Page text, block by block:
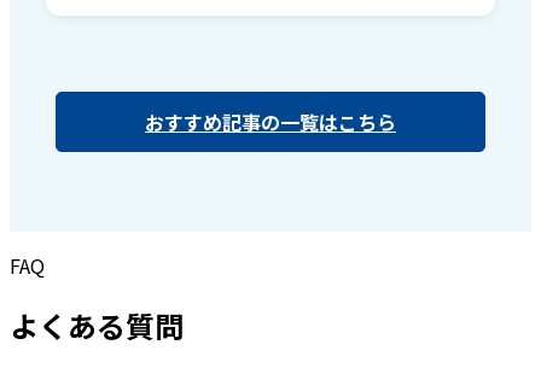
おすすめ記事の一覧はこちら
FAQ
よくある質問